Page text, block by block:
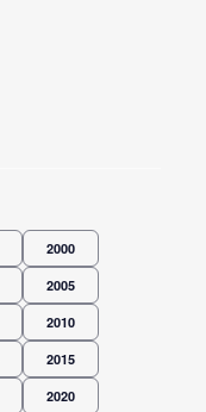
2000
2005
2010
2015
2020